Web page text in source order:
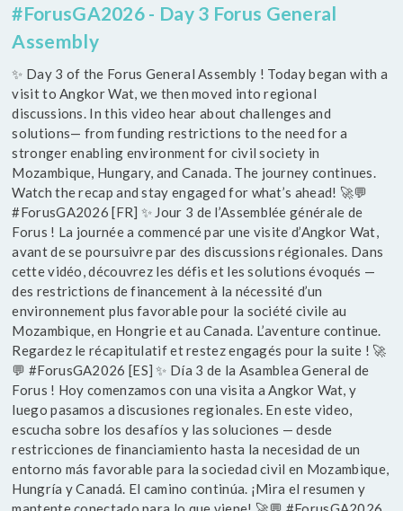
#ForusGA2026 - Day 3 Forus General
Assembly
✨ Day 3 of the Forus General Assembly ! Today began with a
visit to Angkor Wat, we then moved into regional
discussions. In this video hear about challenges and
solutions— from funding restrictions to the need for a
stronger enabling environment for civil society in
Mozambique, Hungary, and Canada. The journey continues.
Watch the recap and stay engaged for what’s ahead! 🚀💬
#ForusGA2026 [FR] ✨ Jour 3 de l’Assemblée générale de
Forus ! La journée a commencé par une visite d’Angkor Wat,
avant de se poursuivre par des discussions régionales. Dans
cette vidéo, découvrez les défis et les solutions évoqués —
des restrictions de financement à la nécessité d’un
environnement plus favorable pour la société civile au
Mozambique, en Hongrie et au Canada. L’aventure continue.
Regardez le récapitulatif et restez engagés pour la suite ! 🚀
💬 #ForusGA2026 [ES] ✨ Día 3 de la Asamblea General de
Forus ! Hoy comenzamos con una visita a Angkor Wat, y
luego pasamos a discusiones regionales. En este video,
escucha sobre los desafíos y las soluciones — desde
restricciones de financiamiento hasta la necesidad de un
entorno más favorable para la sociedad civil en Mozambique,
Hungría y Canadá. El camino continúa. ¡Mira el resumen y